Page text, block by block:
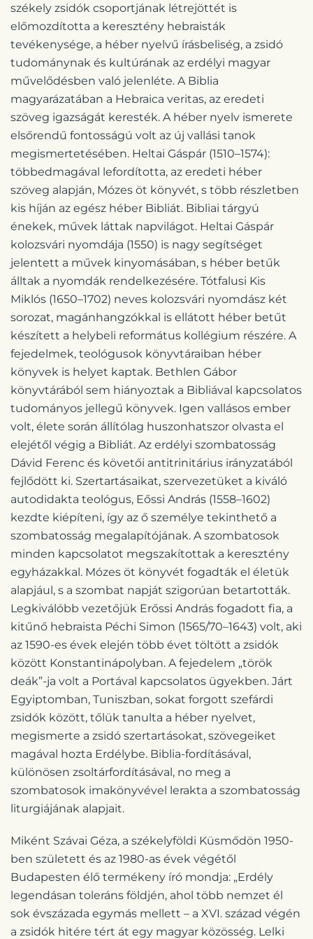
székely zsidók csoportjának létrejöttét is
előmozdította a keresztény hebraisták
tevékenysége, a héber nyelvű írásbeliség, a zsidó
tudománynak és kultúrának az erdélyi magyar
művelődésben való jelenléte. A Biblia
magyarázatában a Hebraica veritas, az eredeti
szöveg igazságát keresték. A héber nyelv ismerete
elsőrendű fontosságú volt az új vallási tanok
megismertetésében. Heltai Gáspár (1510–1574):
többedmagával lefordította, az eredeti héber
szöveg alapján, Mózes öt könyvét, s több részletben
kis híján az egész héber Bibliát. Bibliai tárgyú
énekek, művek láttak napvilágot. Heltai Gáspár
kolozsvári nyomdája (1550) is nagy segítséget
jelentett a művek kinyomásában, s héber betűk
álltak a nyomdák rendelkezésére. Tótfalusi Kis
Miklós (1650–1702) neves kolozsvári nyomdász két
sorozat, magánhangzókkal is ellátott héber betűt
készített a helybeli református kollégium részére. A
fejedelmek, teológusok könyvtáraiban héber
könyvek is helyet kaptak. Bethlen Gábor
könyvtárából sem hiányoztak a Bibliával kapcsolatos
tudományos jellegű könyvek. Igen vallásos ember
volt, élete során állítólag huszonhatszor olvasta el
elejétől végig a Bibliát. Az erdélyi szombatosság
Dávid Ferenc és követői antitrinitárius irányzatából
fejlődött ki. Szertartásaikat, szervezetüket a kiváló
autodidakta teológus, Eőssi András (1558–1602)
kezdte kiépíteni, így az ő személye tekinthető a
szombatosság megalapítójának. A szombatosok
minden kapcsolatot megszakítottak a keresztény
egyházakkal. Mózes öt könyvét fogadták el életük
alapjául, s a szombat napját szigorúan betartották.
Legkiválóbb vezetőjük Erőssi András fogadott fia, a
kitűnő hebraista Péchi Simon (1565/70–1643) volt, aki
az 1590-es évek elején több évet töltött a zsidók
között Konstantinápolyban. A fejedelem „török
deák”-ja volt a Portával kapcsolatos ügyekben. Járt
Egyiptomban, Tuniszban, sokat forgott szefárdi
zsidók között, tőlük tanulta a héber nyelvet,
megismerte a zsidó szertartásokat, szövegeiket
magával hozta Erdélybe. Biblia-fordításával,
különösen zsoltárfordításával, no meg a
szombatosok imakönyvével lerakta a szombatosság
liturgiájának alapjait.
Miként Szávai Géza, a székelyföldi Küsmődön 1950-
ben született és az 1980-as évek végétől
Budapesten élő termékeny író mondja: „Erdély
legendásan toleráns földjén, ahol több nemzet él
sok évszázada egymás mellett – a XVI. század végén
a zsidók hitére tért át egy magyar közösség. Lelki